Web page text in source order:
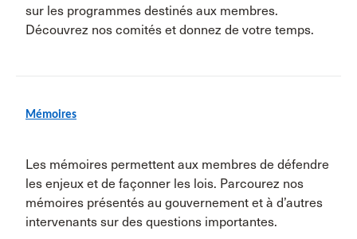
sur les programmes destinés aux membres.
Découvrez nos comités et donnez de votre temps.
Mémoires
Les mémoires permettent aux membres de défendre
les enjeux et de façonner les lois. Parcourez nos
mémoires présentés au gouvernement et à d’autres
intervenants sur des questions importantes.